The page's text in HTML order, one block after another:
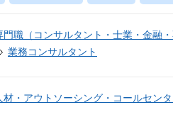
門職（コンサルタント・士業・金融・
業務コンサルタント
材・アウトソーシング・コールセン